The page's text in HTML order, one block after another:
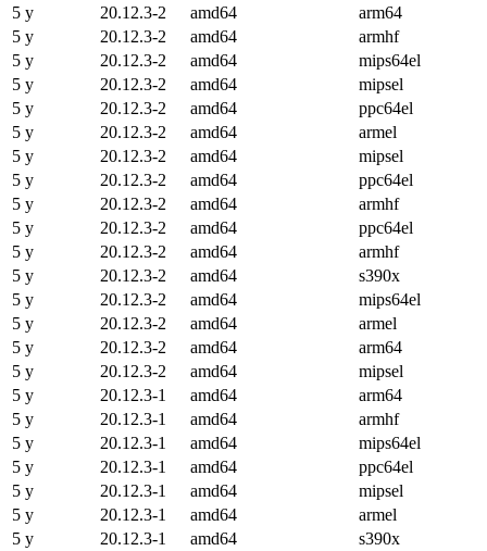
5 y
20.12.3-2 amd64
arm64
5 y
20.12.3-2 amd64
armhf
5 y
20.12.3-2 amd64
mips64el
5 y
20.12.3-2 amd64
mipsel
5 y
20.12.3-2 amd64
ppc64el
5 y
20.12.3-2 amd64
armel
5 y
20.12.3-2 amd64
mipsel
5 y
20.12.3-2 amd64
ppc64el
5 y
20.12.3-2 amd64
armhf
5 y
20.12.3-2 amd64
ppc64el
5 y
20.12.3-2 amd64
armhf
5 y
20.12.3-2 amd64
s390x
5 y
20.12.3-2 amd64
mips64el
5 y
20.12.3-2 amd64
armel
5 y
20.12.3-2 amd64
arm64
5 y
20.12.3-2 amd64
mipsel
5 y
20.12.3-1 amd64
arm64
5 y
20.12.3-1 amd64
armhf
5 y
20.12.3-1 amd64
mips64el
5 y
20.12.3-1 amd64
ppc64el
5 y
20.12.3-1 amd64
mipsel
5 y
20.12.3-1 amd64
armel
5 y
20.12.3-1 amd64
s390x